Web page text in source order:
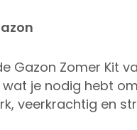
Gazon Zomer Kit
je nodig hebt
veerkrachtig en